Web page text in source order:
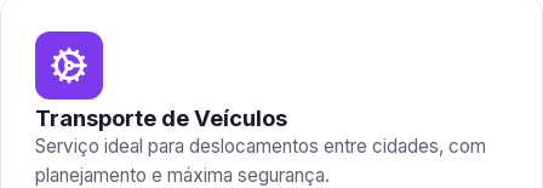
Transporte de Veículos
Serviço ideal para deslocamentos entre cidades, com
planejamento e máxima segurança.